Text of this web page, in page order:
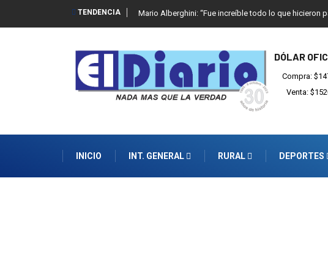
TENDENCIA Mario Alberghini: “Fue increíble todo lo que hicieron
DÓLAR
Compra:
Venta:
INICIO INT. GENERAL RURAL DEPORTES